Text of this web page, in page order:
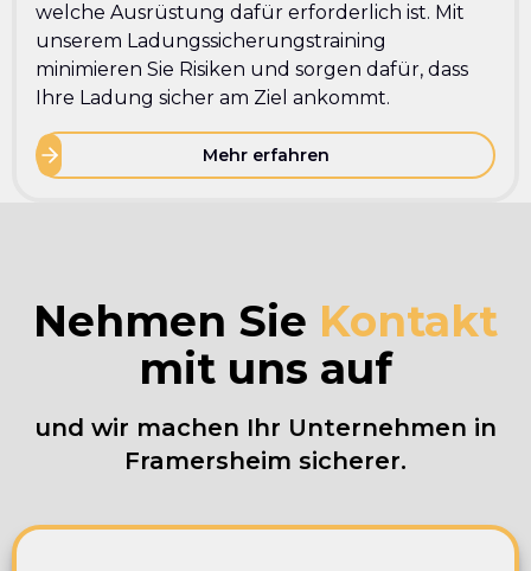
welche Ausrüstung dafür erforderlich ist. Mit
unserem Ladungssicherungstraining
minimieren Sie Risiken und sorgen dafür, dass
Ihre Ladung sicher am Ziel ankommt.
Mehr erfahren
Nehmen Sie Kontakt
mit uns auf
und wir machen Ihr Unternehmen in
Framersheim sicherer.